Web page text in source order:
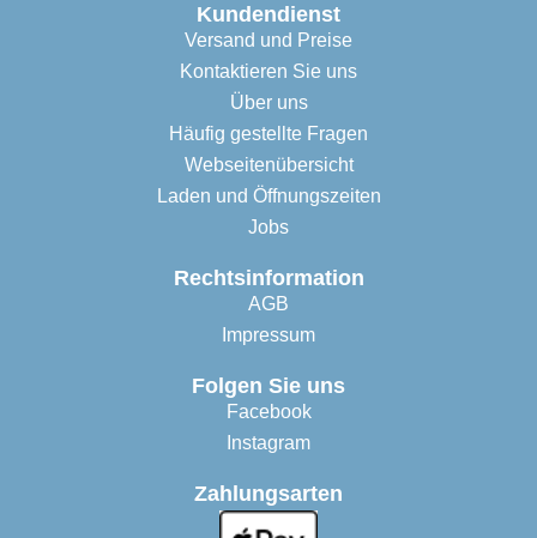
Kundendienst
Versand und Preise
Kontaktieren Sie uns
Über uns
Häufig gestellte Fragen
Webseitenübersicht
Laden und Öffnungszeiten
Jobs
Rechtsinformation
AGB
Impressum
Folgen Sie uns
Facebook
Instagram
Zahlungsarten